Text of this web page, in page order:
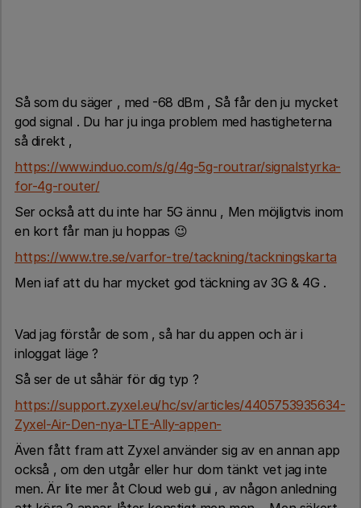
Så som du säger , med -68 dBm , Så får den ju mycket
god signal . Du har ju inga problem med hastigheterna
så direkt ,
https://www.induo.com/s/g/4g-5g-routrar/signalstyrka-
for-4g-router/
Ser också att du inte har 5G ännu , Men möjligtvis inom
en kort får man ju hoppas 😉
https://www.tre.se/varfor-tre/tackning/tackningskarta
Men iaf att du har mycket god täckning av 3G & 4G .
Vad jag förstår de som , så har du appen och är i
inloggat läge ?
Så ser de ut såhär för dig typ ?
https://support.zyxel.eu/hc/sv/articles/4405753935634-
Zyxel-Air-Den-nya-LTE-Ally-appen-
Även fått fram att Zyxel använder sig av en annan app
också , om den utgår eller hur dom tänkt vet jag inte
men. Är lite mer åt Cloud web gui , av någon anledning